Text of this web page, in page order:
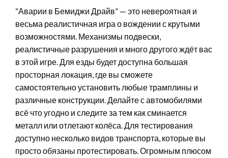
“Аварии в Бемиджи Драйв” — это невероятная и
весьма реалистичная игра о вождении с крутыми
возможностями. Механизмы подвески,
реалистичные разрушения и много другого ждёт вас
в этой игре. Для езды будет доступна большая
просторная локация, где вы сможете
самостоятельно установить любые трамплины и
различные конструкции. Делайте с автомобилями
всё что угодно и следите за тем как сминается
металл или отлетают колёса. Для тестирования
доступно несколько видов транспорта, которые вы
просто обязаны протестировать. Огромным плюсом